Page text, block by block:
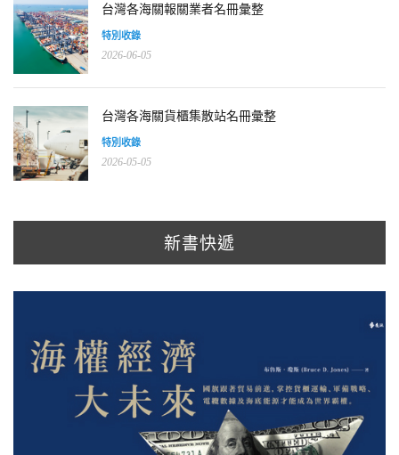
台灣各海關報關業者名冊彙整
特別收錄
2026-06-05
台灣各海關貨櫃集散站名冊彙整
特別收錄
2026-05-05
新書快遞